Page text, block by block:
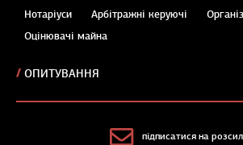
Нотаріуси
Арбітражні керуючі
Оцінювачі майна
ОПИТУВАННЯ
підписатися на